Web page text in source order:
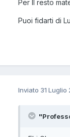
Per Il resto
Puoi fidarti di
Inviato 31 Luglio